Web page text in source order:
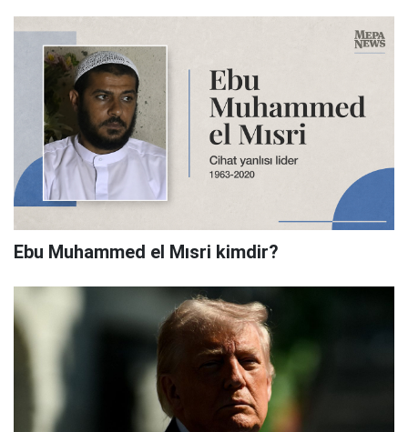
Ebu Muhammed el Mısri kimdir?